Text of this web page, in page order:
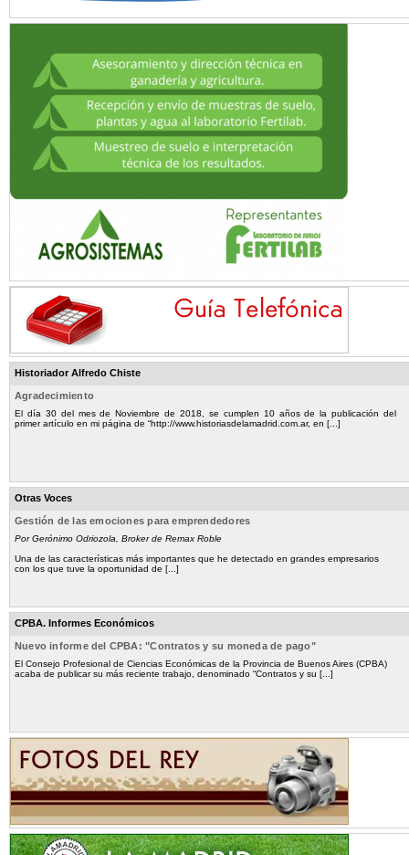
Historiador Alfredo Chiste
Agradecimiento
El día 30 del mes de Noviembre de 2018, se cumplen 10 años de la publicación del
primer artículo en mi página de “http://www.historiasdelamadrid.com.ar, en [...]
Otras Voces
Gestión de las emociones para emprendedores
Por Gerónimo Odriozola, Broker de Remax Roble
Una de las características más importantes que he detectado en grandes empresarios
con los que tuve la oportunidad de [...]
CPBA. Informes Económicos
Nuevo informe del CPBA: "Contratos y su moneda de pago"
El Consejo Profesional de Ciencias Económicas de la Provincia de Buenos Aires (CPBA)
acaba de publicar su más reciente trabajo, denominado “Contratos y su [...]